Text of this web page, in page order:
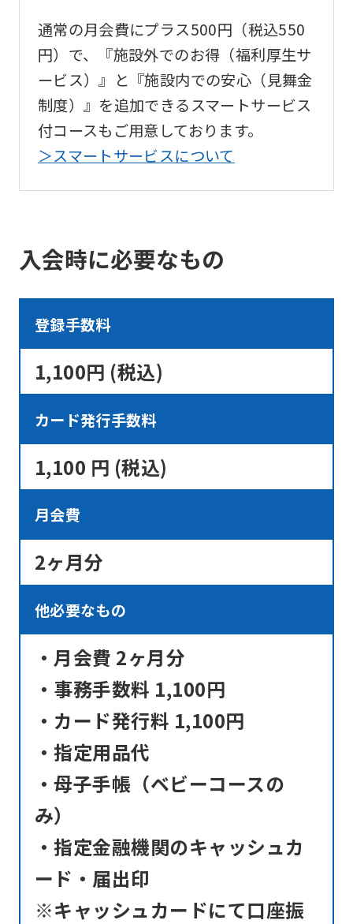
通常の月会費にプラス500円（税込550
円）で、『施設外でのお得（福利厚生サ
ービス）』と『施設内での安心（見舞金
制度）』を追加できるスマートサービス
付コースもご用意しております。
＞スマートサービスについて
入会時に必要なもの
登録手数料
1,100円 (税込)
カード発行手数料
1,100 円 (税込)
月会費
2ヶ月分
他必要なもの
・月会費 2ヶ月分
・事務手数料 1,100円
・カード発行料 1,100円
・指定用品代
・母子手帳（ベビーコースの
み）
・指定金融機関のキャッシュカ
ード・届出印
※キャッシュカードにて口座振